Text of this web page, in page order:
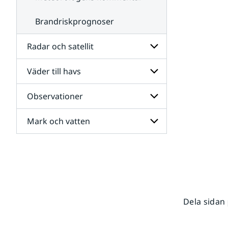
Brandriskprognoser
Radar och satellit
Undersidor
för
Radar
och
satellit
Väder till havs
Undersidor
för
Väder
till
havs
Observationer
Undersidor
för
Mark och vatten
Dela sidan